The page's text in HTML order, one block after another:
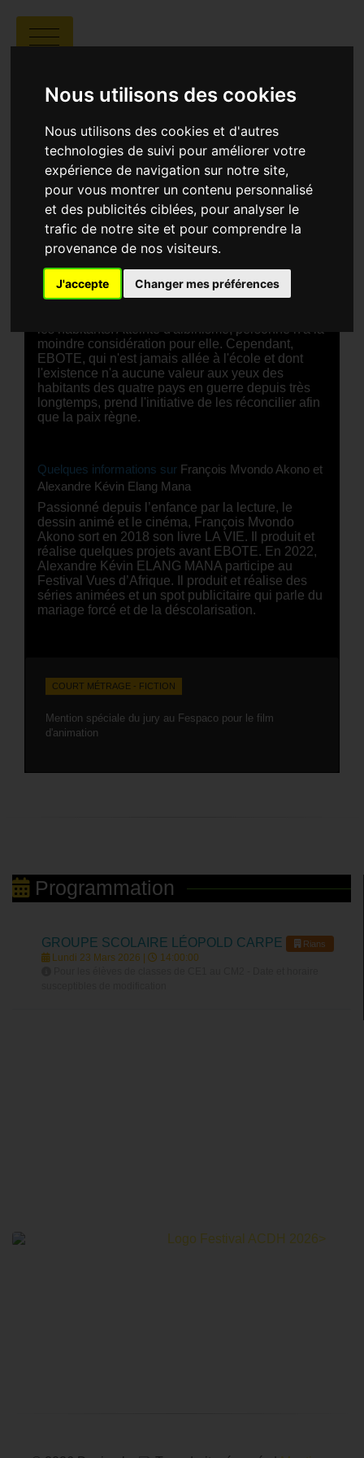
Nous utilisons des cookies
Nous utilisons des cookies et d'autres
technologies de suivi pour améliorer votre
expérience de navigation sur notre site,
pour vous montrer un contenu personnalisé
et des publicités ciblées, pour analyser le
trafic de notre site et pour comprendre la
provenance de nos visiteurs.
J'accepte Changer mes préférences
EBOTE
François Mvondo Akono et Alexandre Kévin
Elang Mana |
00:22 | Cameroun
EBOTE est une orpheline née dans un pays
divisé en quatre. Elle erre dans chaque pays et
moindre considération pour elle. Cependant,
EBOTE, qui n'est jamais allée à l'école et dont
l'existence n'a aucune valeur aux yeux des
habitants des quatre pays en guerre depuis très
longtemps, prend l'initiative de les réconcilier afin
que la paix règne.
Quelques informations sur François Mvondo Akono et
Alexandre Kévin Elang Mana
Passionné depuis l’enfance par la lecture, le
dessin animé et le cinéma, François Mvondo
Akono sort en 2018 son livre LA VIE. Il produit et
réalise quelques projets avant EBOTE. En 2022,
Alexandre Kévin ELANG MANA participe au
Festival Vues d’Afrique. Il produit et réalise des
séries animées et un spot publicitaire qui parle du
mariage forcé et de la déscolarisation.
COURT MÉTRAGE - FICTION
Mention spéciale du jury au Fespaco pour le film
d'animation
Programmation
GROUPE SCOLAIRE LÉOPOLD CARPE Rians
Lundi 23 Mars 2026 |
14:00:00